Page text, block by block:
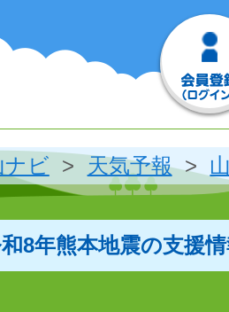
ナビ 天気予報
8年熊本地震の支援